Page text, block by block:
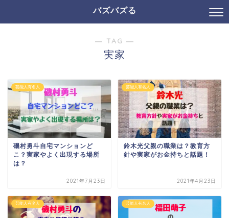
バズバズる
― TAG ―
実家
芸能人有名人
磯村勇斗自宅マンションど
こ？実家やよく出現する場所
は？
2021年7月23日
芸能人有名人
鈴木光父親の職業は？教育方
針や実家がお金持ちと話題！
2021年4月23日
芸能人有名人 芸能人有名人